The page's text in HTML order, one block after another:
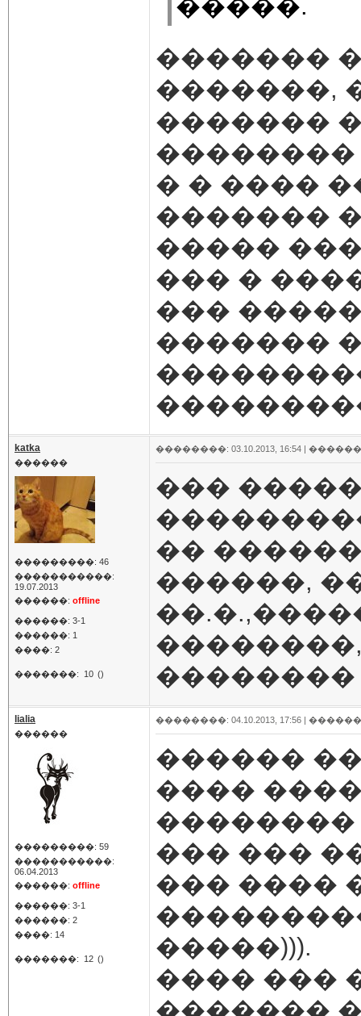
�����.
�������
�������,
�������
��������
� � ����
�������
�����
��� �
���
�������
katka
������
���������: 46
�����������:
19.07.2013
������: offline
������: 3-1
������: 1
����: 2
�������: 10 ()
��������: 03.10.2013, 16:54 |
���
��
������,
lialia
������
���������: 59
�����������:
06.04.2013
������: offline
������: 3-1
������: 2
����: 14
�������: 12 ()
��������: 04.10.2013, 17:56 |
������
����
��������
��� ���
��� ����
�����))).
���� ���
�������